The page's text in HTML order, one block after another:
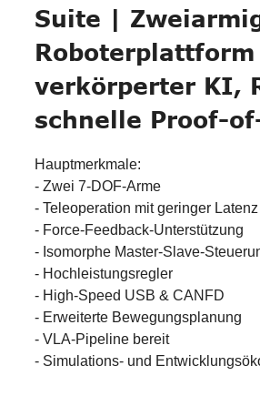
Suite |
verkörperter KI,
schnelle Proof-
Hauptmerkmale:
- Zwei 7-DOF-Arme
- Teleoperation mit geringer Latenz
- Force-Feedback-Unterstützung
- Isomorphe Master-Slave-
- Hochleistungsregler
- High-Speed ​​USB & CANFD
- Erweiterte Bewegungsplanung
- VLA-Pipeline bereit
- Simulations- und